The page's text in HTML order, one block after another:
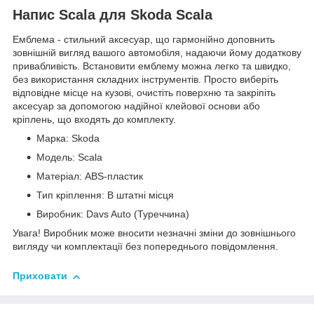
Напис Scala для Skoda Scala
Емблема - стильний аксесуар, що гармонійно доповнить
зовнішній вигляд вашого автомобіля, надаючи йому додаткову
привабливість. Встановити емблему можна легко та швидко,
без використання складних інструментів. Просто виберіть
відповідне місце на кузові, очистіть поверхню та закріпіть
аксесуар за допомогою надійної клейової основи або
кріплень, що входять до комплекту.
Марка: Skoda
Модель: Scala
Матеріал: ABS-пластик
Тип кріплення: В штатні місця
Виробник: Davs Auto (Туреччина)
Увага! Виробник може вносити незначні зміни до зовнішнього
вигляду чи комплектації без попереднього повідомлення.
Приховати